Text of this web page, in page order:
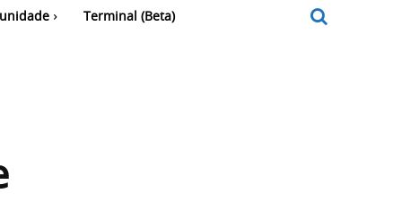
Terminal (Beta)